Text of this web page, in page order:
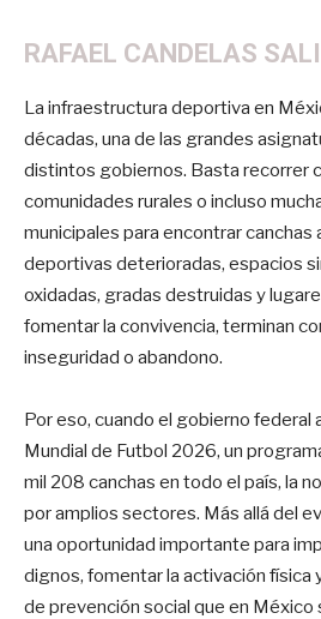
RAFAEL CANDELAS
La infraestructura deportiva en
décadas, una de las grandes
distintos gobiernos. Basta recorrer
comunidades rurales o incluso
municipales para encontrar canchas
deportivas deterioradas, espacios
oxidadas, gradas destruidas y
fomentar la convivencia, terminan
inseguridad o abandono.
Por eso, cuando el gobierno federal
Mundial de Futbol 2026, un
mil 208 canchas en todo el país, la
por amplios sectores. Más allá del
una oportunidad importante para
dignos, fomentar la activación física
de prevención social que en México